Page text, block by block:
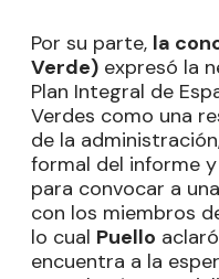
Por su parte, la
Verde) expresó la
Plan Integral de
Verdes como una
de la
formal del informe
para convocar a
con los miembros
lo cual Puello
encuentra a la